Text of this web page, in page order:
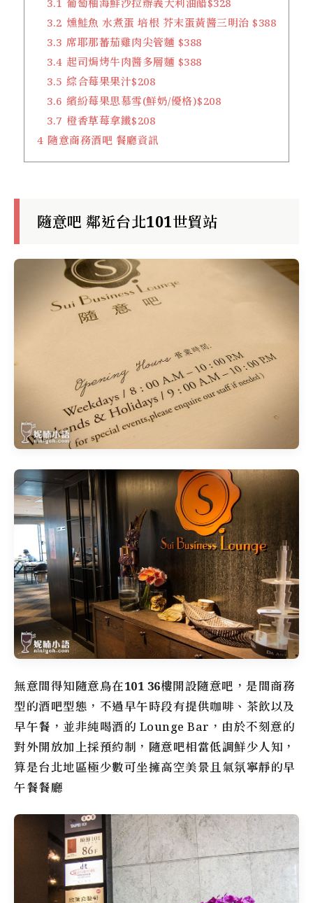
3.2 燻鮭魚 水煮蛋 培根 芥末蛋黃醬三明治 $388
3.3 席耶那蕃茄雞肉尖管麵 $388
3.4 起司焗烤牛肉醬多層麵 $388
3.5 綜合莓果果汁$208
3.6 繽紛莓果思慕雪(鮮奶/優格)$208
3.7 橙香草莓拿鐵$208
4 隨意商務酒吧 餐廳資訊
隨意吧 鄰近台北101世貿站
無意間得知隨意鳥在101 36樓開設隨意吧 ，是間商務
型的酒吧型態，不過早午時段有提供咖啡、茶飲以及
早午餐，並非純喝酒的 Lounge Bar，由於不刻意的
對外開放加上採預約制， 隨意吧相當低調鮮少人知，
算是台北地區極少數可坐擁高空美景且氣氛寧靜的早
午餐餐廳